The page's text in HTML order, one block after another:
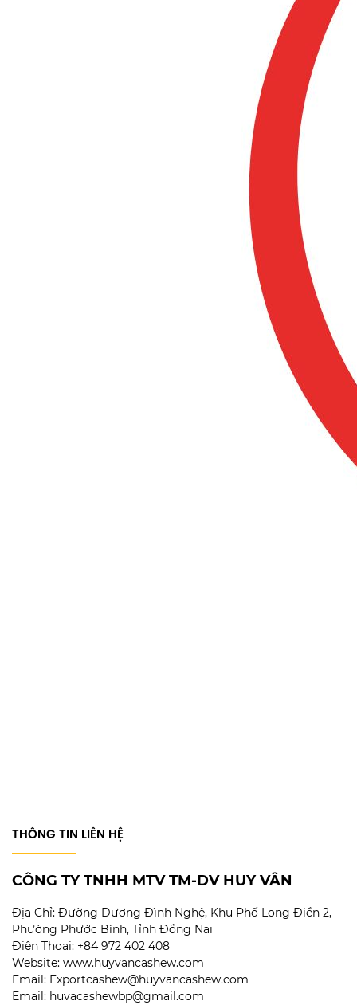
THÔNG TIN LIÊN HỆ
CÔNG TY TNHH MTV TM-DV HUY VÂN
Địa Chỉ: Đường Dương Đình Nghệ, Khu Phố Long Điền 2,
Phường Phước Bình, Tỉnh Đồng Nai
Điện Thoại: +84 972 402 408
Website: www.huyvancashew.com
Email: Exportcashew@huyvancashew.com
Email: huvacashewbp@gmail.com